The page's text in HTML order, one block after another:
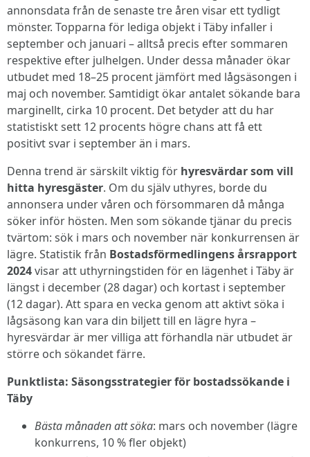
annonsdata från de senaste tre åren visar ett tydligt
mönster. Topparna för lediga objekt i Täby infaller i
september och januari – alltså precis efter sommaren
respektive efter julhelgen. Under dessa månader ökar
utbudet med 18–25 procent jämfört med lågsäsongen i
maj och november. Samtidigt ökar antalet sökande bara
marginellt, cirka 10 procent. Det betyder att du har
statistiskt sett 12 procents högre chans att få ett
positivt svar i september än i mars.
Denna trend är särskilt viktig för hyresvärdar som vill
hitta hyresgäster. Om du själv uthyres, borde du
annonsera under våren och försommaren då många
söker inför hösten. Men som sökande tjänar du precis
tvärtom: sök i mars och november när konkurrensen är
lägre. Statistik från Bostadsförmedlingens årsrapport
2024visar att uthyrningstiden för en lägenhet i Täby är
längst i december (28 dagar) och kortast i september
(12 dagar). Att spara en vecka genom att aktivt söka i
lågsäsong kan vara din biljett till en lägre hyra –
hyresvärdar är mer villiga att förhandla när utbudet är
större och sökandet färre.
Punktlista: Säsongsstrategier för bostadssökande i
Täby
Bästa månaden att söka: mars och november (lägre
konkurrens, 10 % fler objekt)